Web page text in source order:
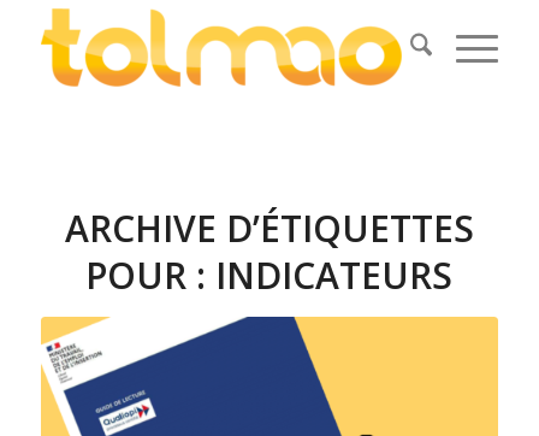
ARCHIVE D’ÉTIQUETTES
POUR : INDICATEURS